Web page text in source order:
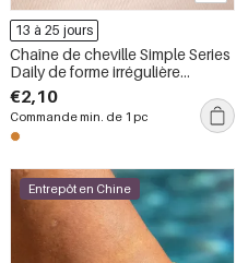
13 à 25 jours
Chaîne de cheville Simple Series
Daily de forme irrégulière
couleur cuivre et or
€2,10
Commande min. de 1 pc
Entrepôt en Chine